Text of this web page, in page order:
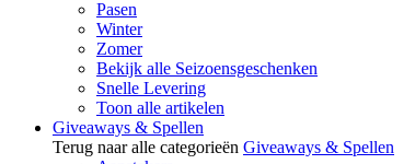
Pasen
Winter
Zomer
Bekijk alle Seizoensgeschenken
Snelle Levering
Toon alle artikelen
Giveaways & Spellen
Terug naar alle categorieën Giveaways & Spellen